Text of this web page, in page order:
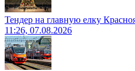
Тендер на главную елку
11:26, 07.08.2026